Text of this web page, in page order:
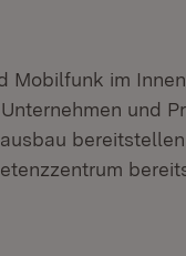
Mobilfunk im
und